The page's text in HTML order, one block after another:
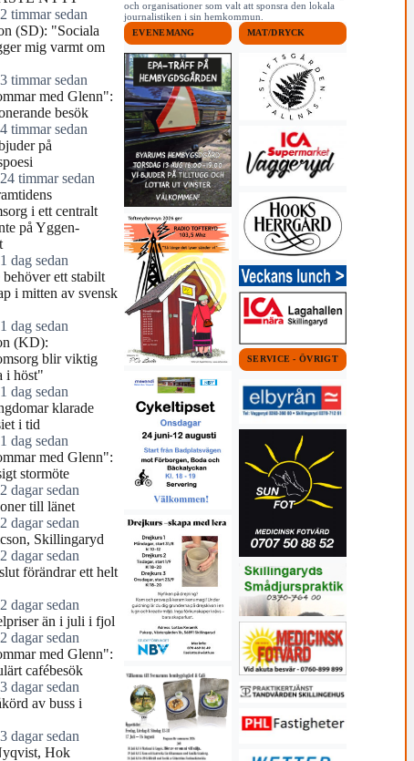
2 timmar sedan
(SD): "Sociala
mig varmt om
3 timmar sedan
med Glenn":
besök
4 timmar sedan
på
24 timmar sedan
i ett centralt
på Yggen-
1 dag sedan
behöver ett stabilt
i mitten av svensk
1 dag sedan
(KD):
blir viktig
i höst"
1 dag sedan
klarade
i tid
1 dag sedan
med Glenn":
stormöte
2 dagar sedan
till länet
2 dagar sedan
Skillingaryd
2 dagar sedan
förändrar ett helt
2 dagar sedan
än i juli i fjol
2 dagar sedan
med Glenn":
cafébesök
3 dagar sedan
av buss i
3 dagar sedan
Hok
och organisationer som valt att sponsra den lokala
journalistiken i sin hemkommun.
EVENEMANG MAT/DRYCK
SERVICE - ÖVRIGT